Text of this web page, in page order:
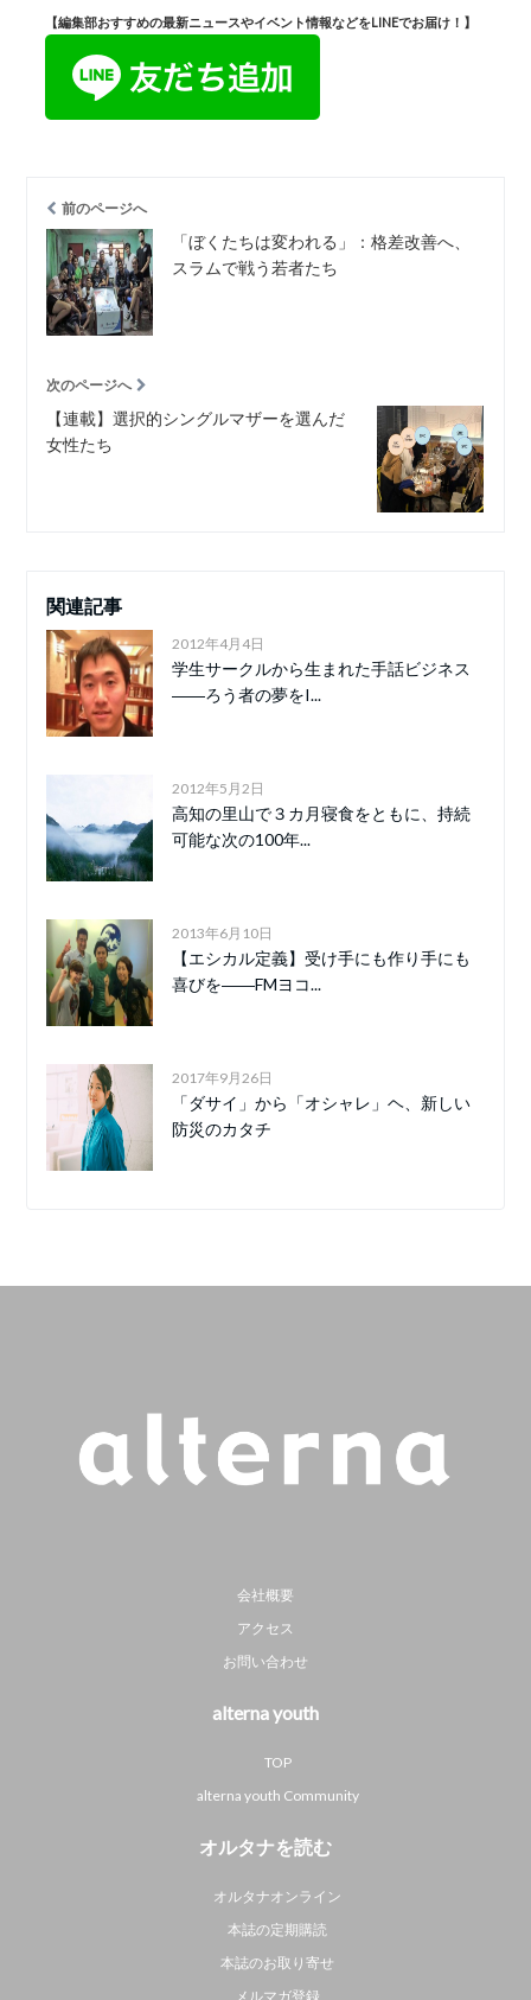
【編集部おすすめの最新ニュースやイベント情報などをLINEでお届け！】
前のページへ
「ぼくたちは変われる」：格差改善へ、
スラムで戦う若者たち
次のページへ
【連載】選択的シングルマザーを選んだ
女性たち
関連記事
2012年4月4日
学生サークルから生まれた手話ビジネス
――ろう者の夢をI...
2012年5月2日
高知の里山で３カ月寝食をともに、持続
可能な次の100年...
2013年6月10日
【エシカル定義】受け手にも作り手にも
喜びを――FMヨコ...
2017年9月26日
「ダサイ」から「オシャレ」ヘ、新しい
防災のカタチ
会社概要
アクセス
お問い合わせ
alterna youth
TOP
alterna youth Community
オルタナを読む
オルタナオンライン
本誌の定期購読
本誌のお取り寄せ
メルマガ登録